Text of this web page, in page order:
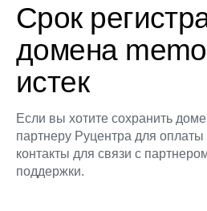
Срок
домена
истек
Если вы хотите сохранить
партнеру Руцентра для
контакты для связи с
поддержки.